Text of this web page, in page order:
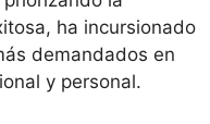
ha incursionado
demandados en
y personal.